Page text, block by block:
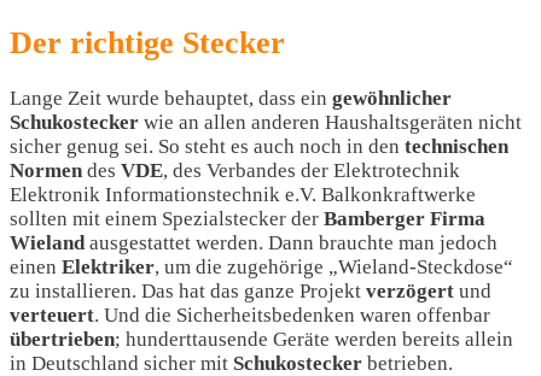
Der richtige Stecker
Lange Zeit wurde behauptet, dass ein gewöhnlicher
Schukostecker wie an allen anderen Haushaltsgeräten nicht
sicher genug sei. So steht es auch noch in den technischen
Normen des VDE, des Verbandes der Elektrotechnik
Elektronik Informationstechnik e.V. Balkonkraftwerke
sollten mit einem Spezialstecker der Bamberger Firma
Wielandausgestattet werden. Dann brauchte man jedoch
einen Elektriker, um die zugehörige „Wieland-Steckdose“
zu installieren. Das hat das ganze Projekt verzögert und
verteuert. Und die Sicherheitsbedenken waren offenbar
übertrieben; hunderttausende Geräte werden bereits allein
in Deutschland sicher mit Schukostecker betrieben.